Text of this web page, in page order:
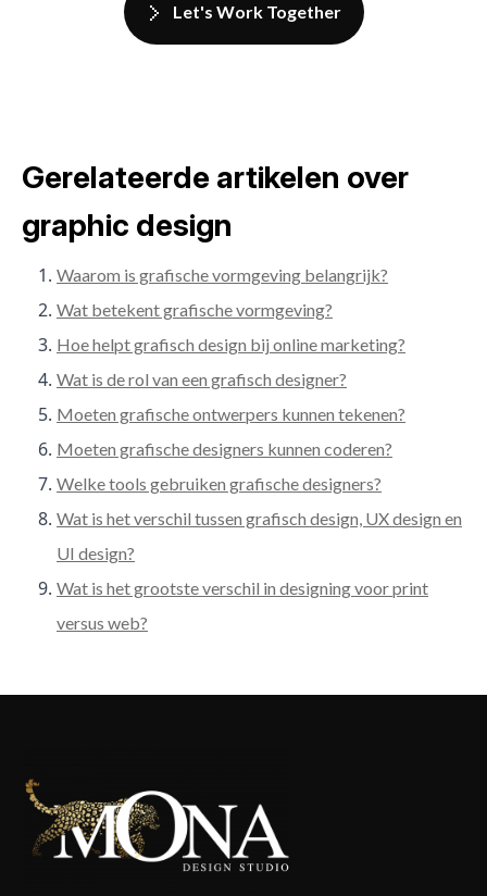
Let's Work Together
Gerelateerde artikelen over
graphic design
Waarom is grafische vormgeving belangrijk?
Wat betekent grafische vormgeving?
Hoe helpt grafisch design bij online marketing?
Wat is de rol van een grafisch designer?
Moeten grafische ontwerpers kunnen tekenen?
Moeten grafische designers kunnen coderen?
Welke tools gebruiken grafische designers?
Wat is het verschil tussen grafisch design, UX design en
UI design?
Wat is het grootste verschil in designing voor print
versus web?